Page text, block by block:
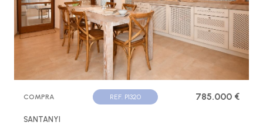
COMPRA REF. P1320 785.000 €
SANTANYI